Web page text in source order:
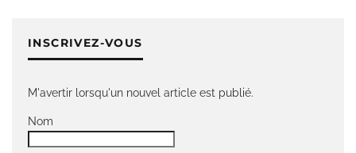
INSCRIVEZ-VOUS
M'avertir lorsqu'un nouvel article est publié.
Nom